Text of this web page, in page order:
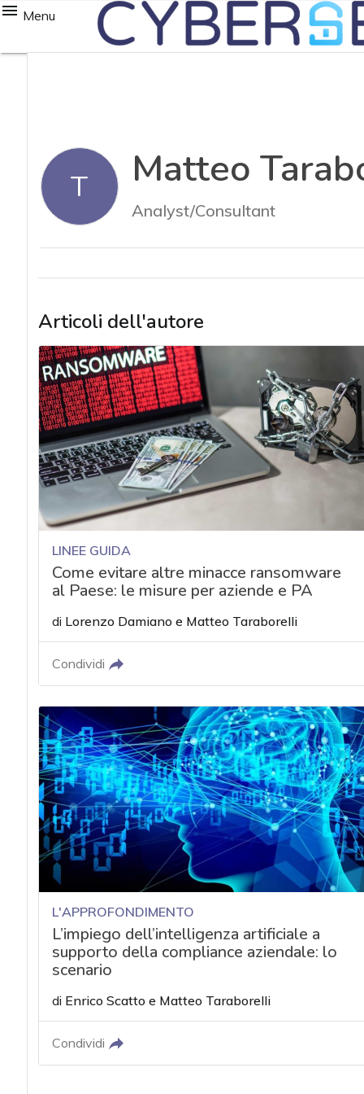
Menu
T Matteo
Analyst/Consultant
Articoli dell'autore
LINEE GUIDA
Come evitare altre minacce ransomware
al Paese: le misure per aziende e PA
di Lorenzo Damiano e Matteo Taraborelli
Condividi
L'APPROFONDIMENTO
L’impiego dell’intelligenza artificiale a
supporto della compliance aziendale: lo
scenario
di Enrico Scatto e Matteo Taraborelli
Condividi